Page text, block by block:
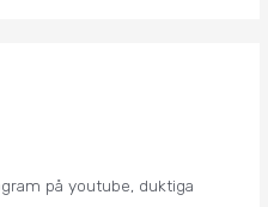
på youtube, duktiga